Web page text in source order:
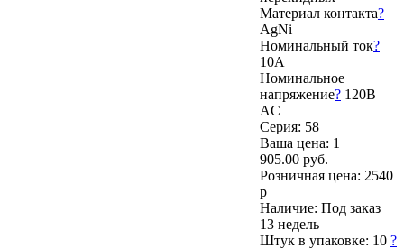
Материал контакта?
AgNi
Номинальный ток?
10А
Номинальное
напряжение? 120В
AC
Серия: 58
Ваша цена: 1
905.00 руб.
Розничная цена: 2540
р
Наличие: Под заказ
13 недель
Штук в упаковке: 10 ?